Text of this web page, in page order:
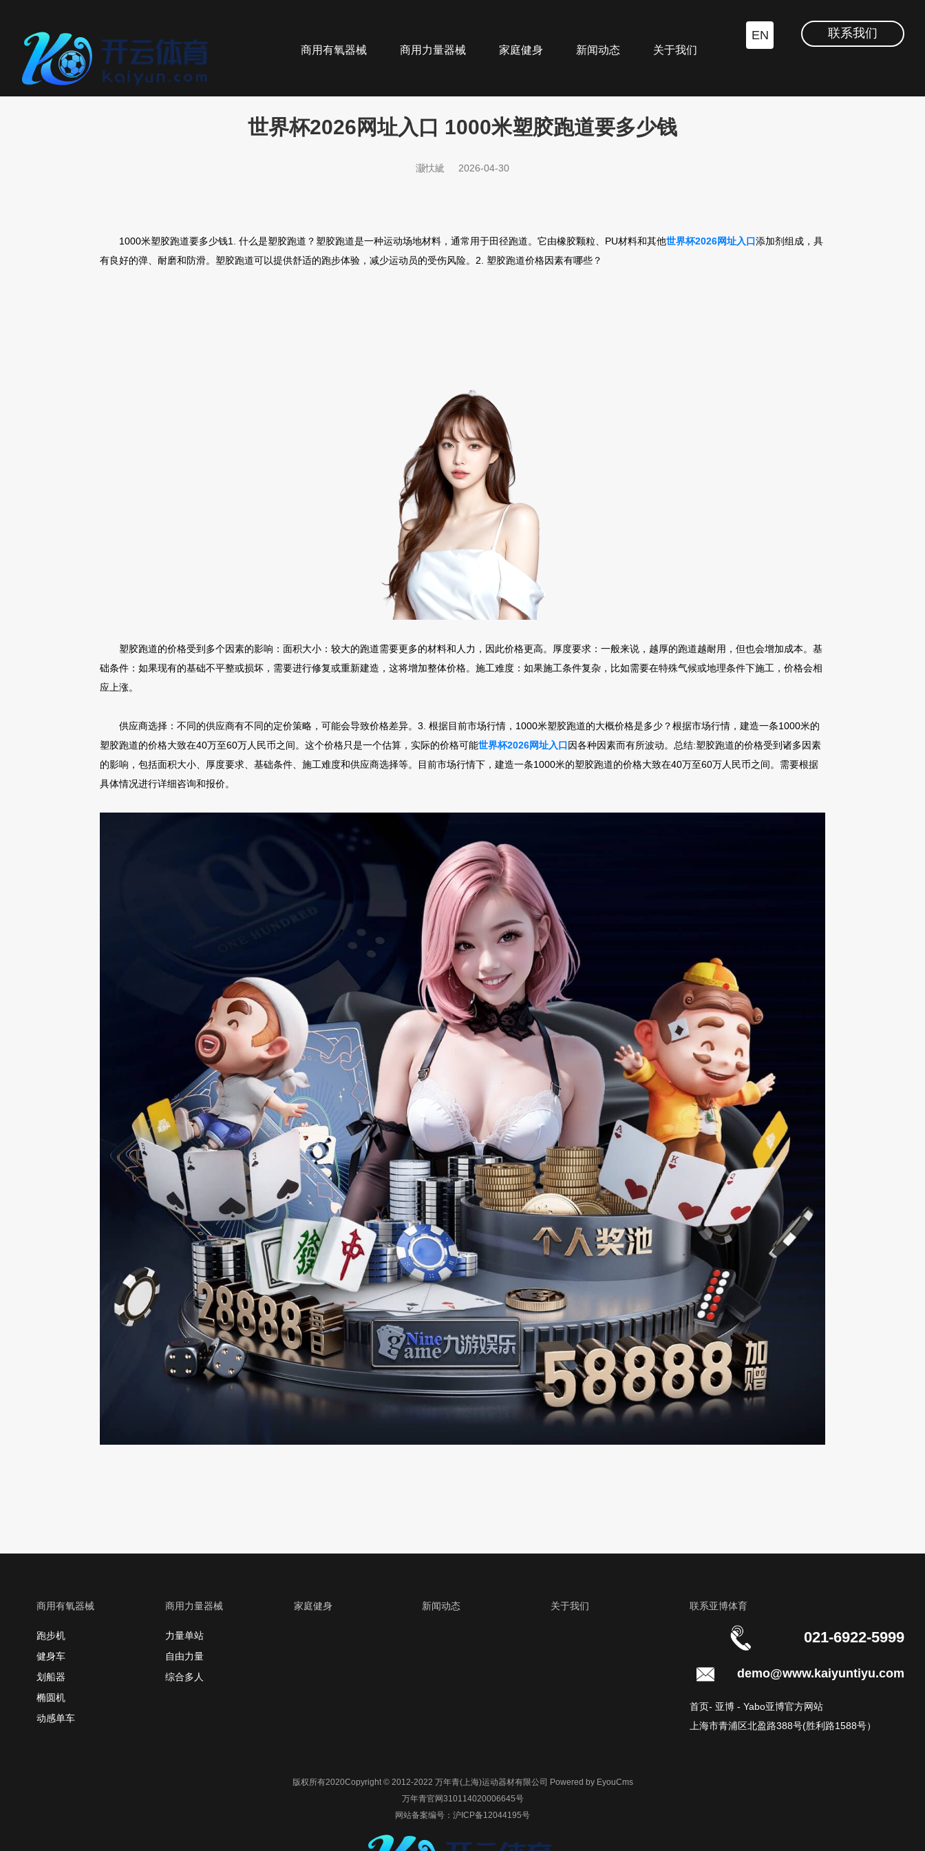
商用有氧器械 商用力量器械 家庭健身 新闻动态 关于我们
EN 联系我们
世界杯2026网址入口 1000米塑胶跑道要多少钱
灏忕紪 2026-04-30
1000米塑胶跑道要多少钱1. 什么是塑胶跑道？塑胶跑道是一种运动场地材料，通常用于田径跑道。它由橡胶颗粒、PU材料和其他世界杯2026网址入口添加剂组成，具
有良好的弹、耐磨和防滑。塑胶跑道可以提供舒适的跑步体验，减少运动员的受伤风险。2. 塑胶跑道价格因素有哪些？
塑胶跑道的价格受到多个因素的影响：面积大小：较大的跑道需要更多的材料和人力，因此价格更高。厚度要求：一般来说，越厚的跑道越耐用，但也会增加成本。基
础条件：如果现有的基础不平整或损坏，需要进行修复或重新建造，这将增加整体价格。施工难度：如果施工条件复杂，比如需要在特殊气候或地理条件下施工，价格会相
应上涨。
供应商选择：不同的供应商有不同的定价策略，可能会导致价格差异。3. 根据目前市场行情，1000米塑胶跑道的大概价格是多少？根据市场行情，建造一条1000米的
塑胶跑道的价格大致在40万至60万人民币之间。这个价格只是一个估算，实际的价格可能世界杯2026网址入口因各种因素而有所波动。总结:塑胶跑道的价格受到诸多因素
的影响，包括面积大小、厚度要求、基础条件、施工难度和供应商选择等。目前市场行情下，建造一条1000米的塑胶跑道的价格大致在40万至60万人民币之间。需要根据
具体情况进行详细咨询和报价。
商用有氧器械
跑步机
健身车
划船器
椭圆机
动感单车
商用力量器械
力量单站
自由力量
综合多人
家庭健身 新闻动态 关于我们 联系亚博体育
021-6922-5999
demo@www.kaiyuntiyu.com
首页- 亚博 - Yabo亚博官方网站
上海市青浦区北盈路388号(胜利路1588号）
版权所有2020Copyright © 2012-2022 万年青(上海)运动器材有限公司 Powered by EyouCms
万年青官网310114020006645号
网站备案编号： 沪ICP备12044195号